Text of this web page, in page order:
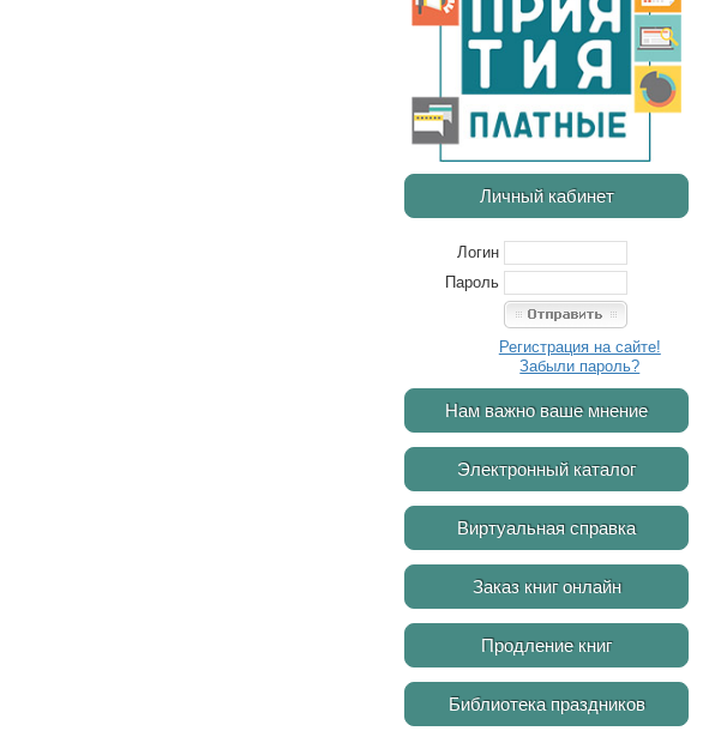
Личный кабинет
Логин
Пароль
Регистрация на сайте!
Забыли пароль?
Нам важно ваше мнение
Электронный каталог
Виртуальная справка
Заказ книг онлайн
Продление книг
Библиотека праздников